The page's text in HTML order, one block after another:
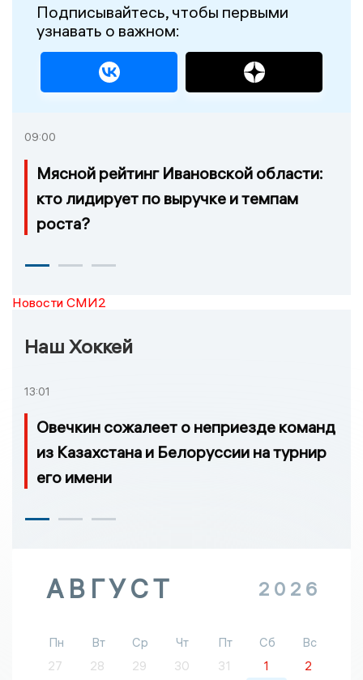
Подписывайтесь, чтобы первыми
узнавать о важном:
09:00
Мясной рейтинг Ивановской области:
кто лидирует по выручке и темпам
роста?
Новости СМИ2
Наш Хоккей
13:01
Овечкин сожалеет о неприезде команд
из Казахстана и Белоруссии на турнир
его имени
АВГУСТ 2026
Пн Вт Ср Чт Пт Сб
Вс
27
28 29 30 31 1
2